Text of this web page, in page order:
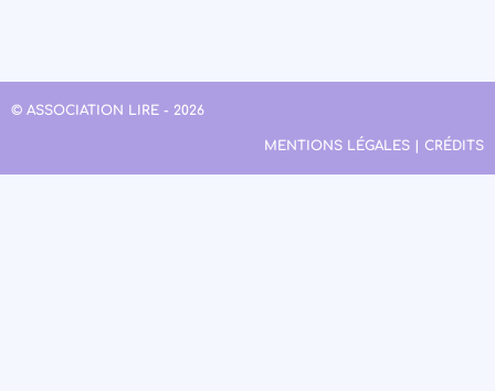
© ASSOCIATION LIRE - 2026
MENTIONS LÉGALES | CRÉDITS